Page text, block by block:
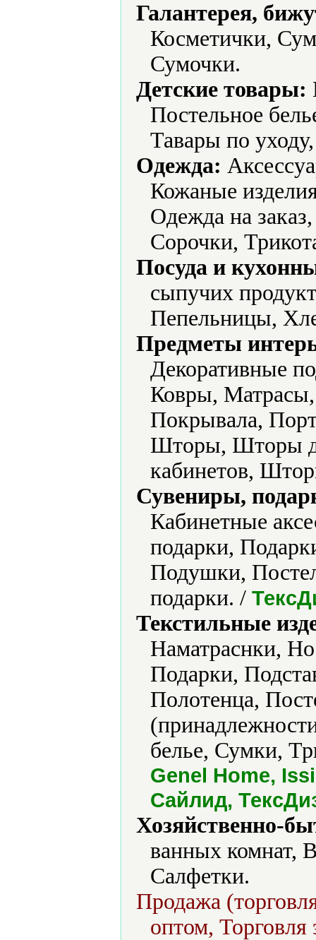
Галантерея,
Косметички,
Сумочки.
Детские товары:
Постельное
Тавары по
Одежда:
Кожаные
Одежда на
Сорочки,
Посуда и
сыпучих
Пепельницы,
Предметы
Декоративные
Ковры,
Покрывала,
Шторы, Шторы
кабинетов,
Сувениры,
Кабинетные
подарки,
Подушки,
подарки. /
Текстильные
Наматраснки,
Подарки,
Полотенца,
белье, Сумки,
Genel Home,
Сайлид,
Хозяйственно-
ванных комнат,
Салфетки.
Продажа
оптом, Торговля